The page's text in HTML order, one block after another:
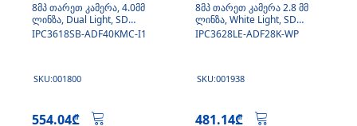
8მპ თარეთ კამერა, 4.0მმ
ლინზა, Dual Light, SD
ბარათი, მიკროფონი
IPC3618SB-ADF40KMC-I1
SKU:001800
554.04₾
8მპ თარეთ კამერა 2.8 მმ
ლინზა, White Light, SD
ბარათი, მიკროფონი
IPC3628LE-ADF28K-WP
SKU:001938
481.14₾